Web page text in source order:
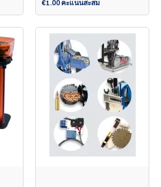
€1.00 คะแนนสะสม